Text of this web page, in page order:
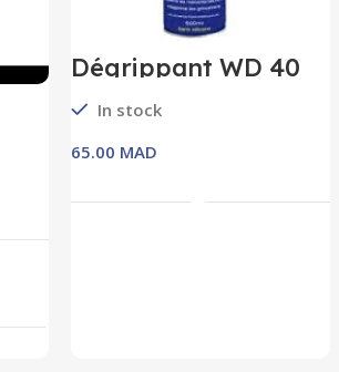
Dégrippant WD 40
In stock
MAD